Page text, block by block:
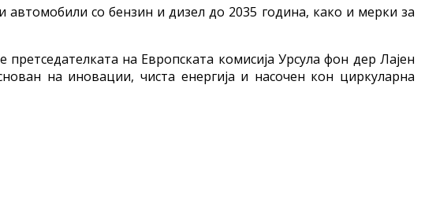
со бензин и дизел до 2035 година, како и мерки за
на Европската комисија Урсула фон дер Лајен
на иновации, чиста енергија и насочен кон циркуларна